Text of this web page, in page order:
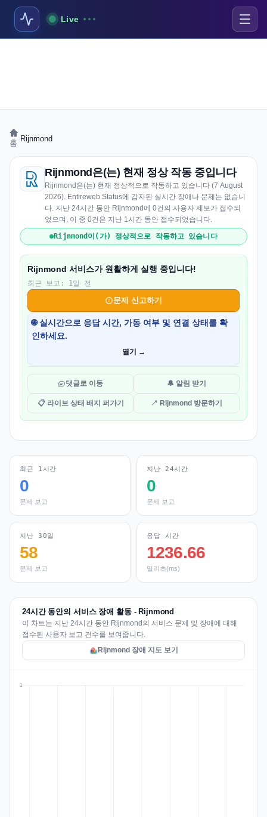
Live
홈 Rijnmond
Rijnmond은(는) 현재 정상 작동 중입니다
Rijnmond은(는) 현재 정상적으로 작동하고 있습니다 (7 August
2026). Entireweb Status에 감지된 실시간 장애나 문제는 없습니
다. 지난 24시간 동안 Rijnmond에 0건의 사용자 제보가 접수되
었으며, 이 중 0건은 지난 1시간 동안 접수되었습니다.
Rijnmond이(가) 정상적으로 작동하고 있습니다
Rijnmond 서비스가 원활하게 실행 중입니다!
최근 보고: 1일 전
문제 신고하기
🌐 실시간으로 응답 시간, 가동 여부 및 연결 상태를 확
인하세요.
열기 →
댓글로 이동 🔔 알림 받기
📋 라이브 상태 배지 퍼가기 ↗ Rijnmond 방문하기
최근 1시간
0
문제 보고
지난 24시간
0
문제 보고
지난 30일
58
문제 보고
응답 시간
1236.66
밀리초(ms)
24시간 동안의 서비스 장애 활동 - Rijnmond
이 차트는 지난 24시간 동안 Rijnmond의 서비스 문제 및 장애에 대해
접수된 사용자 보고 건수를 보여줍니다.
Rijnmond 장애 지도 보기